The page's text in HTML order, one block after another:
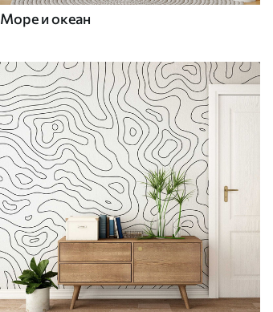
Море и океан